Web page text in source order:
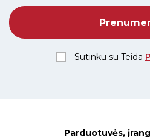
Sutinku su Teida
Parduotuvės,